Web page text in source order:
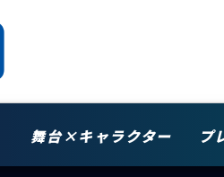
舞台×キャラクター プ